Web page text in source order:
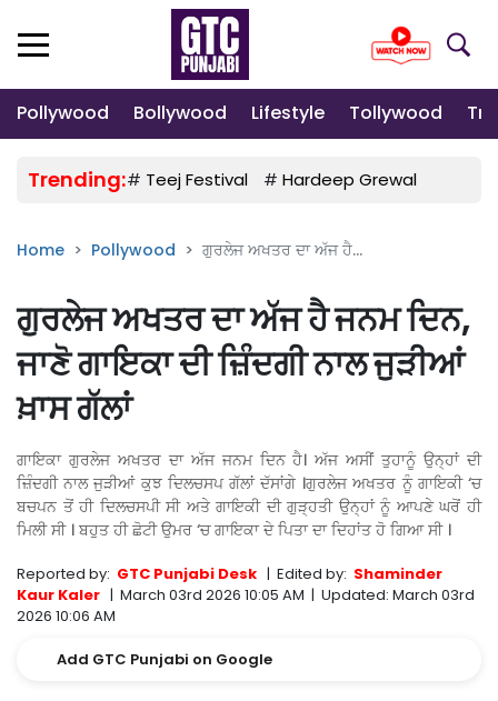
Pollywood Bollywood Lifestyle Tollywood
Trending:# Teej Festival # Hardeep Grewal
Home Pollywood ਗੁਰਲੇਜ ਅਖਤਰ ਦਾ ਅੱਜ ਹੈ...
ਗੁਰਲੇਜ ਅਖਤਰ ਦਾ ਅੱਜ ਹੈ ਜਨਮ ਦਿਨ,
ਜਾਣੋ ਗਾਇਕਾ ਦੀ ਜ਼ਿੰਦਗੀ ਨਾਲ ਜੁੜੀਆਂ
ਖ਼ਾਸ ਗੱਲਾਂ
ਗਾਇਕਾ ਗੁਰਲੇਜ ਅਖਤਰ ਦਾ ਅੱਜ ਜਨਮ ਦਿਨ ਹੈ। ਅੱਜ ਅਸੀਂ ਤੁਹਾਨੂੰ ਉਨ੍ਹਾਂ ਦੀ
ਜ਼ਿੰਦਗੀ ਨਾਲ ਜੁੜੀਆਂ ਕੁਝ ਦਿਲਚਸਪ ਗੱਲਾਂ ਦੱਸਾਂਗੇ ।ਗੁਰਲੇਜ ਅਖਤਰ ਨੂੰ ਗਾਇਕੀ ‘ਚ
ਬਚਪਨ ਤੋਂ ਹੀ ਦਿਲਚਸਪੀ ਸੀ ਅਤੇ ਗਾਇਕੀ ਦੀ ਗੁੜ੍ਹਤੀ ਉਨ੍ਹਾਂ ਨੂੰ ਆਪਣੇ ਘਰੋਂ ਹੀ
ਮਿਲੀ ਸੀ । ਬਹੁਤ ਹੀ ਛੋਟੀ ਉਮਰ ‘ਚ ਗਾਇਕਾ ਦੇ ਪਿਤਾ ਦਾ ਦਿਹਾਂਤ ਹੋ ਗਿਆ ਸੀ ।
Reported by: GTC Punjabi Desk | Edited by: Shaminder
Kaur Kaler | March 03rd 2026 10:05 AM | Updated: March 03rd
2026 10:06 AM
Add GTC Punjabi on Google